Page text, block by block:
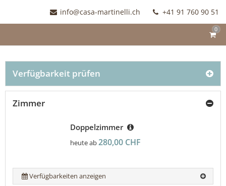
info@casa-martinelli.ch +41 91 760 90 51
0
Verfügbarkeit prüfen
Zimmer
Doppelzimmer
heute ab280,00 CHF
Verfügbarkeiten anzeigen